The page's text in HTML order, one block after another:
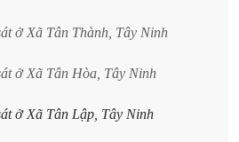
ở Xã Tân Thành, Tây Ninh
ở Xã Tân Hòa, Tây Ninh
ở Xã Tân Lập, Tây Ninh